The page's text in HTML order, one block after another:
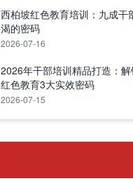
西柏坡红色教育培训：九成干
渴的密码
2026-07-16
2026年干部培训精品打造：
红色教育3大实效密码
2026-07-15